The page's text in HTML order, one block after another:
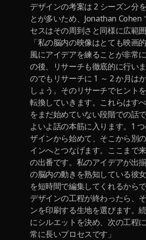
デザインの考案は 2 シーズン分
とが多いため、Jonathan Cohen
セスはその周到さと同様に広範囲
「私の脳内の映像はとても映画
風にアイデアを練ることが非常
の後、リサーチも徹底的に行い
のでもリサーチに 1 ～ 2 か月は
しょう。そのリサーチでヒント
転換していきます。これらはす
をまだ始めていない段階での話
よいよ話の本筋に入ります。1
ザインから始めて、そこから別
インへとつなげます。ここまで
の出番です。私のアイデアが出
の脳内の動きを熟知している彼
を短時間で編集してくれるから
デザインの工程が終わったら、
ンを印刷する生地を選びます。
にシルエットを決め、次の工程
常に長いプロセスです」